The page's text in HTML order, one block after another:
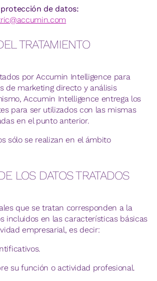
de datos:
TRATAMIENTO
por Accumin Intelligence para
de marketing directo y análisis
Accumin Intelligence entrega los
para ser utilizados con las mismas
en el punto anterior.
sólo se realizan en el ámbito
LOS DATOS TRATADOS
que se tratan corresponden a la
incluidos en las características básicas
empresarial, es decir:
su función o actividad profesional.